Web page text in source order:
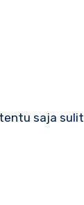
tentu saja sulit